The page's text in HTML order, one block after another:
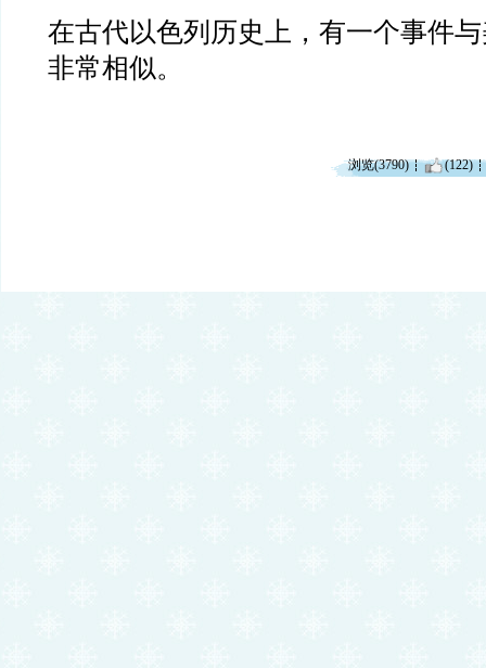
在古代以色列历史上，有一个事件
非常相似。
浏览(3790) (122)